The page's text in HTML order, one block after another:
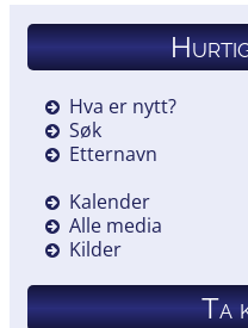
Hva er nytt?
Søk
Etternavn
Kalender
Alle media
Kilder
Ta